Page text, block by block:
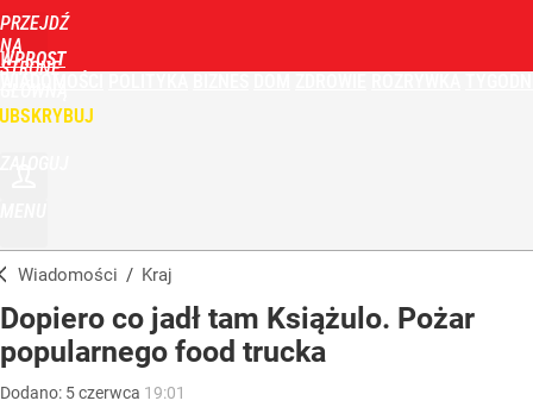
PRZEJDŹ
NA
STRONĘ
WPROST
Wiadomości / Kraj
Dopiero co jadł tam Książulo. Pożar
popularnego food trucka
Dodano: 5czerwca 19:01